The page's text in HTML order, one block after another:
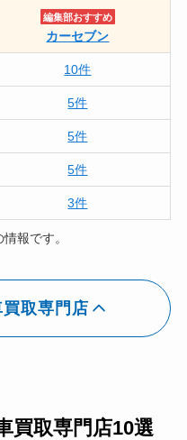
編集部おすすめ
カーセブン
10件
5件
5件
5件
3件
報です。
取専門店
買取専門店10選